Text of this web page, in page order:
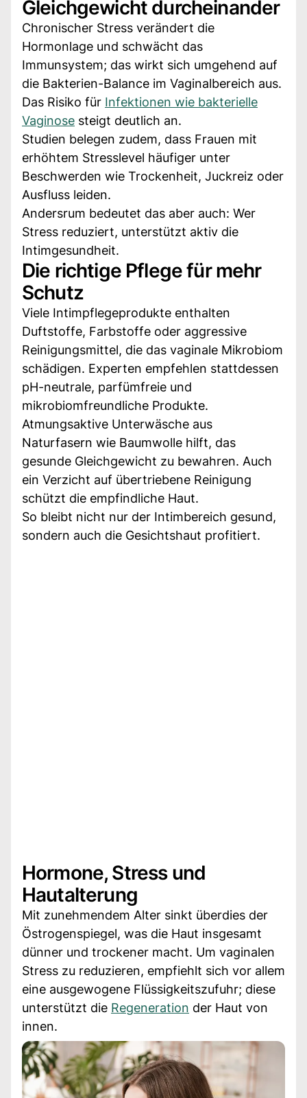
Gleichgewicht durcheinander
Chronischer Stress verändert die
Hormonlage und schwächt das
Immunsystem; das wirkt sich umgehend auf
die Bakterien-Balance im Vaginalbereich aus.
Das Risiko für Infektionen wie bakterielle
Vaginose steigt deutlich an.
Studien belegen zudem, dass Frauen mit
erhöhtem Stresslevel häufiger unter
Beschwerden wie Trockenheit, Juckreiz oder
Ausfluss leiden.
Andersrum bedeutet das aber auch: Wer
Stress reduziert, unterstützt aktiv die
Intimgesundheit.
Die richtige Pflege für mehr
Schutz
Viele Intimpflegeprodukte enthalten
Duftstoffe, Farbstoffe oder aggressive
Reinigungsmittel, die das vaginale Mikrobiom
schädigen. Experten empfehlen stattdessen
pH-neutrale, parfümfreie und
mikrobiomfreundliche Produkte.
Atmungsaktive Unterwäsche aus
Naturfasern wie Baumwolle hilft, das
gesunde Gleichgewicht zu bewahren. Auch
ein Verzicht auf übertriebene Reinigung
schützt die empfindliche Haut.
So bleibt nicht nur der Intimbereich gesund,
sondern auch die Gesichtshaut profitiert.
Hormone, Stress und
Hautalterung
Mit zunehmendem Alter sinkt überdies der
Östrogenspiegel, was die Haut insgesamt
dünner und trockener macht. Um vaginalen
Stress zu reduzieren, empfiehlt sich vor allem
eine ausgewogene Flüssigkeitszufuhr; diese
unterstützt die Regeneration der Haut von
innen.